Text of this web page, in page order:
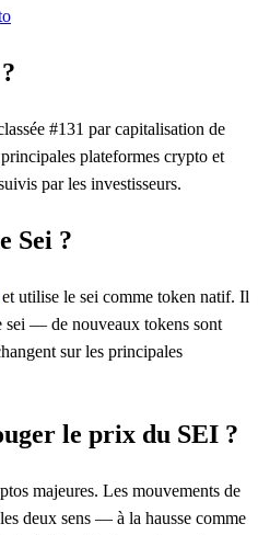
#131 par capitalisation de
plateformes crypto et
par les investisseurs.
Sei ?
et utilise le sei comme token natif. Il
sei — de nouveaux tokens sont
sur les principales
le prix du SEI ?
majeures. Les mouvements de
deux sens — à la hausse comme